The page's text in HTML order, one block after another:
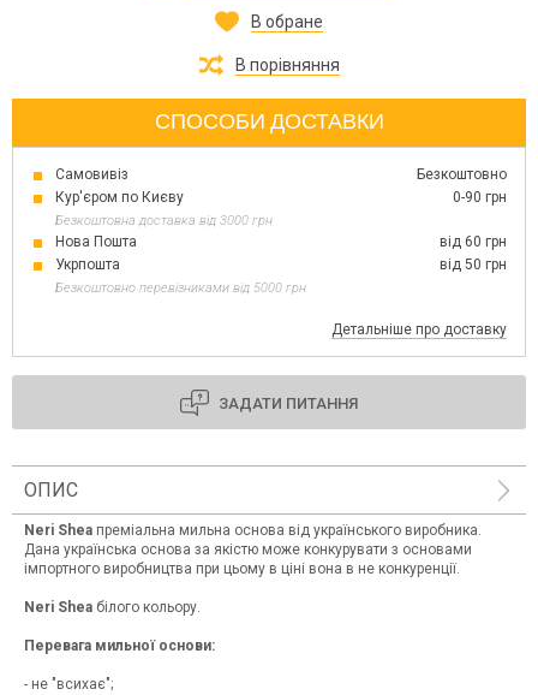
В обране
В порівняння
СПОСОБИ ДОСТАВКИ
Самовивіз
Безкоштовно
Кур'єром по Києву
0-90 грн
Безкоштовна доставка від 3000 грн
Нова Пошта
від 60 грн
Укрпошта
від 50 грн
Безкоштовно перевізниками від 5000 грн
Детальніше про доставку
ЗАДАТИ ПИТАННЯ
ОПИС
Neri Shea преміальна мильна основа від українського виробника.
Дана українська основа за якістю може конкурувати з основами
імпортного виробництва при цьому в ціні вона в не конкуренції.
Neri Shea білого кольору.
Перевага мильної основи:
- не "всихає";